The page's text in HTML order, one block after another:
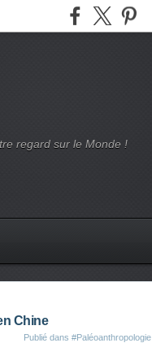
regard sur le Monde !
Chine
Publié dans #Paléoanthropologie